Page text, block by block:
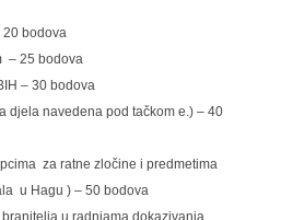
20 bodova
– 25 bodova
– 30 bodova
djela navedena pod tačkom e.) – 40
za ratne zločine i predmetima
u Hagu ) – 50 bodova
u radnjama dokazivanja